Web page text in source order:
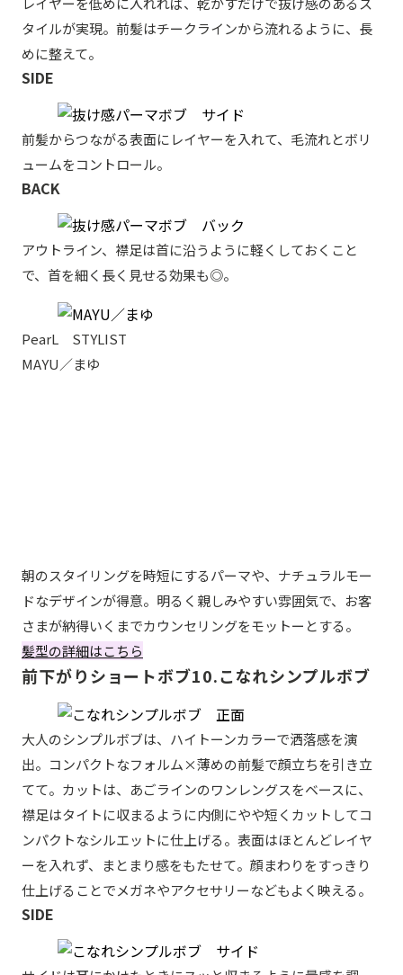
タイルが実現。前髪はチークラインから流れるように、長
めに整えて。
SIDE
前髪からつながる表面にレイヤーを入れて、毛流れとボリ
ュームをコントロール。
BACK
アウトライン、襟足は首に沿うように軽くしておくこと
で、首を細く長く見せる効果も◎。
PearL STYLIST
MAYU／まゆ
朝のスタイリングを時短にするパーマや、ナチュラルモー
ドなデザインが得意。明るく親しみやすい雰囲気で、お客
さまが納得いくまでカウンセリングをモットーとする。
髪型の詳細はこちら
前下がりショートボブ10.こなれシンプルボブ
大人のシンプルボブは、ハイトーンカラーで洒落感を演
出。コンパクトなフォルム×薄めの前髪で顔立ちを引き立
てて。カットは、あごラインのワンレングスをベースに、
襟足はタイトに収まるように内側にやや短くカットしてコ
ンパクトなシルエットに仕上げる。表面はほとんどレイヤ
ーを入れず、まとまり感をもたせて。顔まわりをすっきり
仕上げることでメガネやアクセサリーなどもよく映える。
SIDE